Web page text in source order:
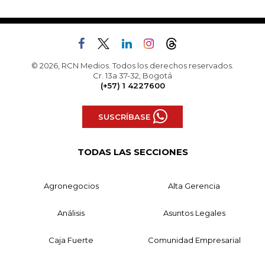
© 2026, RCN Medios. Todos los derechos reservados.
Cr. 13a 37-32, Bogotá
(+57) 1 4227600
SUSCRÍBASE
TODAS LAS SECCIONES
Agronegocios Alta Gerencia
Análisis Asuntos Legales
Caja Fuerte Comunidad Empresarial